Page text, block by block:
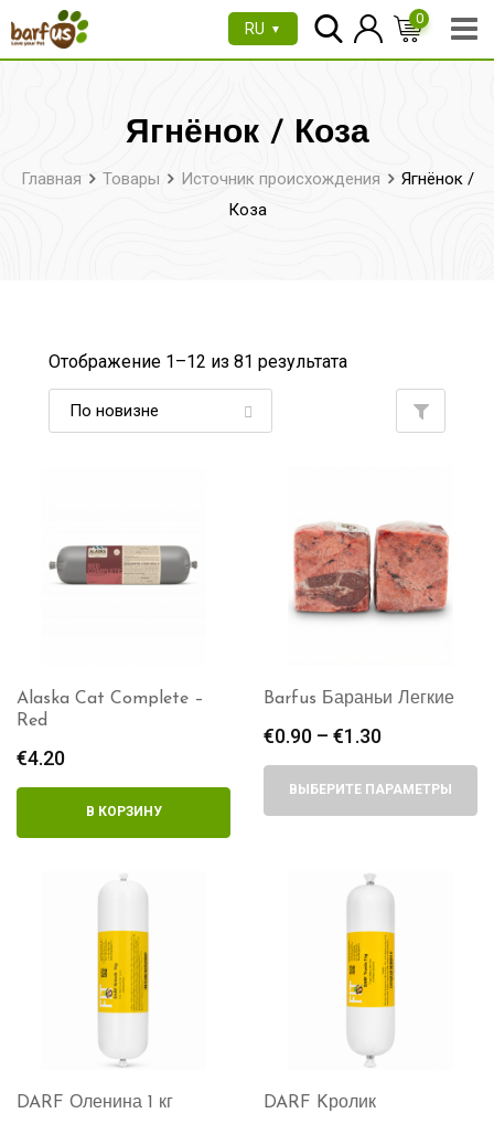
Перейти
RU ▼
0
Ягнёнок / Коза
Главная Товары Источник происхождения
Ягнёнок /
Коза
Отображение 1–12 из 81 результата
Alaska Cat Complete –
Red
€4.20
В КОРЗИНУ
Barfus Бараньи Легкие
€0.90 – €1.30
цен:
€0.90
–
ВЫБЕРИТЕ ПАРАМЕТРЫ
DARF Оленина 1 кг DARF Kролик